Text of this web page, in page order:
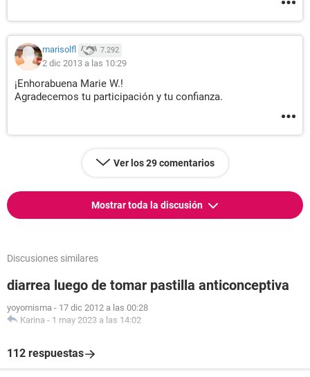
marisolfl 7.292
2 dic 2013 a las 10:29
¡Enhorabuena Marie W.!
Agradecemos tu participación y tu confianza.
Ver los 29 comentarios
Mostrar toda la discusión
Discusiones similares
diarrea luego de tomar pastilla anticonceptiva
yoyomisma - 17 dic 2012 a las 00:28
Karina - 1 may 2023 a las 14:02
112 respuestas